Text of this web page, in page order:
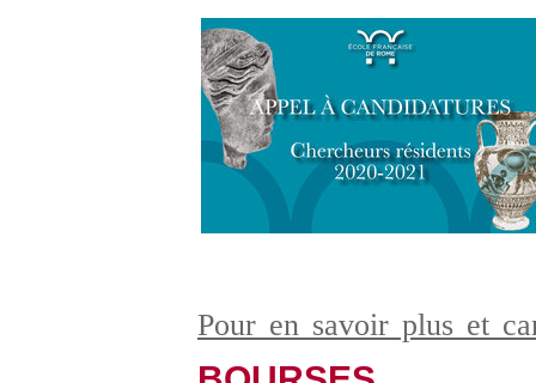
Pour en savoir plus et